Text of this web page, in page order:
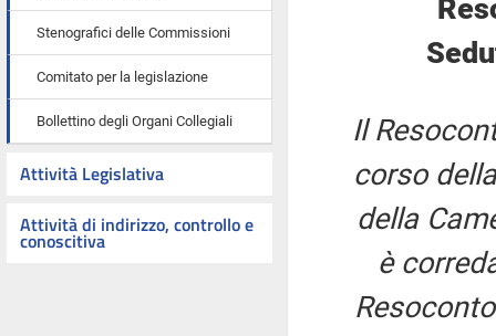
Stenografici delle Commissioni
Comitato per la legislazione
Bollettino degli Organi Collegiali
Attività Legislativa
Attività di indirizzo, controllo e
conoscitiva
Il
corso
della
è